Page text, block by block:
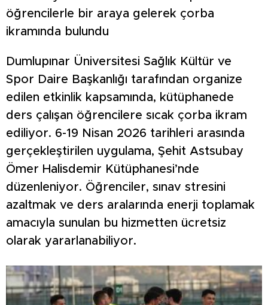
öğrencilerle bir araya gelerek çorba
ikramında bulundu
Dumlupınar Üniversitesi Sağlık Kültür ve
Spor Daire Başkanlığı tarafından organize
edilen etkinlik kapsamında, kütüphanede
ders çalışan öğrencilere sıcak çorba ikram
ediliyor. 6-19 Nisan 2026 tarihleri arasında
gerçekleştirilen uygulama, Şehit Astsubay
Ömer Halisdemir Kütüphanesi’nde
düzenleniyor. Öğrenciler, sınav stresini
azaltmak ve ders aralarında enerji toplamak
amacıyla sunulan bu hizmetten ücretsiz
olarak yararlanabiliyor.